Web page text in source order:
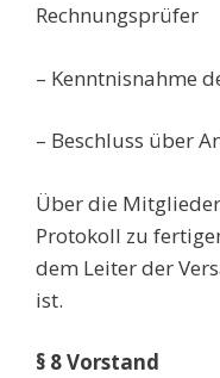
Rechnungsprüfer
– Kenntnisnahme
– Beschluss über
Über die
Protokoll zu
dem Leiter der
ist.
§ 8 Vorstand